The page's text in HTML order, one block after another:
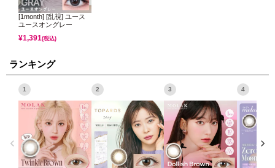
[1month] [乱視] ユース
ユースオングレー
¥1,391(税込)
ランキング
1 2 3 4